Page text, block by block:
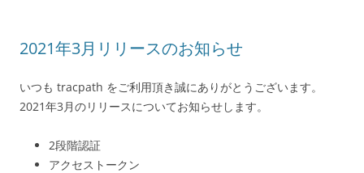
2021年3月リリースのお知らせ
いつも tracpath をご利用頂き誠にありがとうございます。
2021年3月のリリースについてお知らせします。
2段階認証
アクセストークン